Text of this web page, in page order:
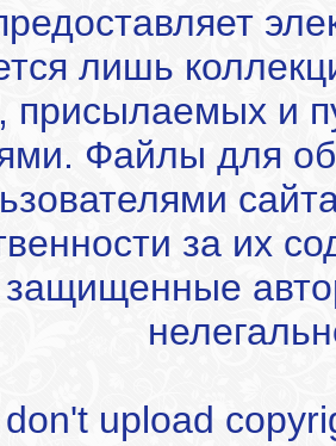
лишь
присылаемых и
Файлы для
за их
upload